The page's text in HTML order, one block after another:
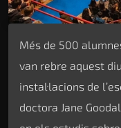
Més de 500
van rebre aquest
instal·lacions de
doctora Jane